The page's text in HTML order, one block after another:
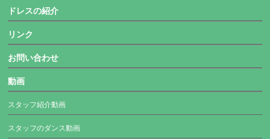
ドレスの紹介
リンク
お問い合わせ
動画
スタッフ紹介動画
スタッフのダンス動画